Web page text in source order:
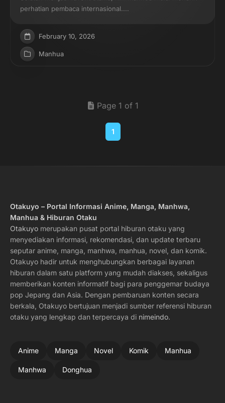
perhatian pembaca internasional....
February 10, 2026
Manhua
Page 1 of 1
1
Otakuyo – Portal Informasi Anime, Manga, Manhwa,
Manhua & Hiburan Otaku
Otakuyo merupakan pusat portal hiburan otaku yang
menyediakan informasi, rekomendasi, dan update terbaru
seputar anime, manga, manhwa, manhua, novel, dan komik.
Otakuyo hadir untuk menghubungkan berbagai layanan
hiburan dalam satu platform yang mudah diakses, sekaligus
memberikan konten informatif bagi para penggemar budaya
pop Jepang dan Asia. Dengan pembaruan konten secara
berkala, Otakuyo bertujuan menjadi sumber referensi hiburan
otaku yang lengkap dan terpercaya di nimeindo.
Anime Manga Novel Komik Manhua
Manhwa Donghua